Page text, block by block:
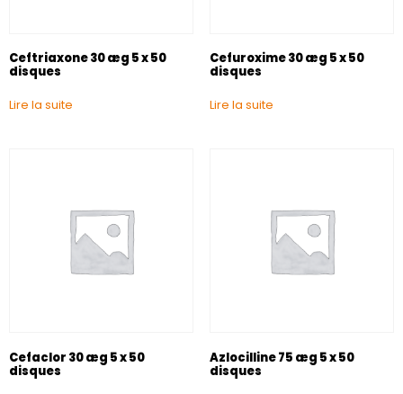
Ceftriaxone 30 æg 5 x 50
disques
Lire la suite
Cefuroxime 30 æg 5 x 50
disques
Lire la suite
Cefaclor 30 æg 5 x 50
disques
Azlocilline 75 æg 5 x 50
disques